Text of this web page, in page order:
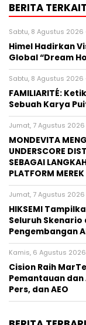
BERITA TERKAIT
Sabtu, 8 Agustus 2026
Himel Hadirkan
Global “Dream
Sabtu, 8 Agustus 2026 -
FAMILIARITÉ:
Sebuah Karya
Jumat, 7 Agustus 2026
MONDEVITA
UNDERSCORE
SEBAGAI
PLATFORM
Jumat, 7 Agustus 2026
HIKSEMI
Seluruh Skenario
Pengembangan
Kamis, 6 Agustus 2026
Cision Raih
Pemantauan
Pers, dan AEO